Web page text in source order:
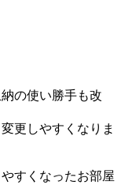
の使い勝手も改
更しやすくなりま
すくなったお部屋